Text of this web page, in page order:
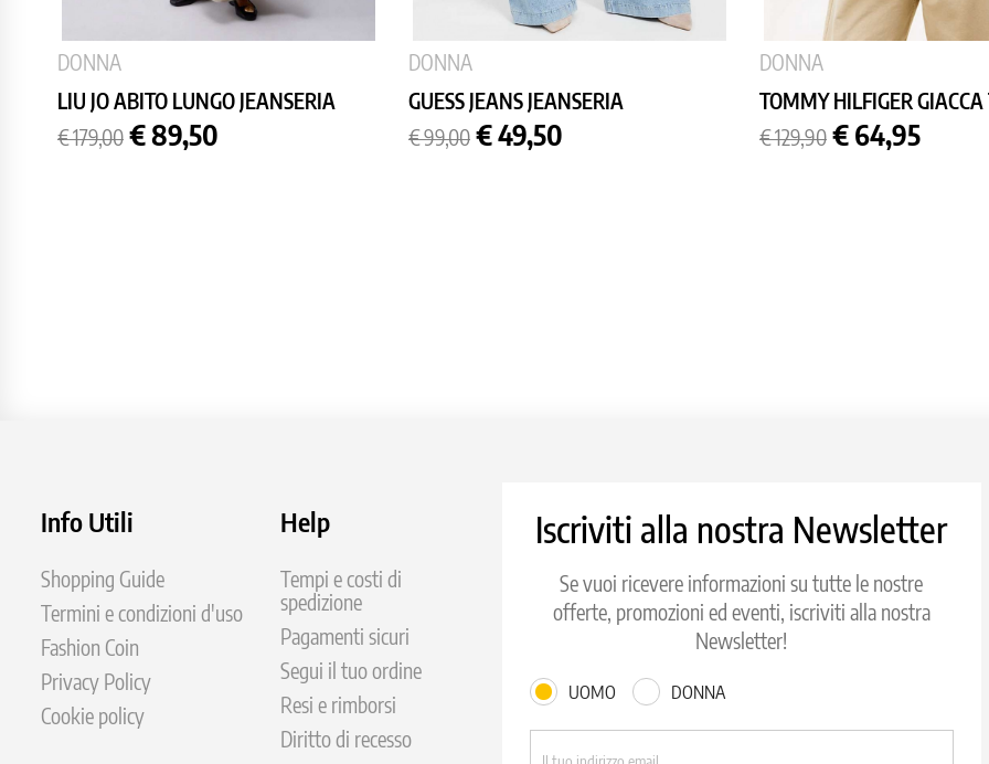
DONNA
LIU JO ABITO LUNGO JEANSERIA
Prezzo
base
€ 179,00 Prezzo
€ 89,50
DONNA
GUESS JEANS JEANSERIA
Prezzo
base
€ 99,00 Prezzo
€ 49,50
DONNA
TOMMY HILFIGER
Prezzo
base
€ 129,90 Prezzo
€ 64,95
Info Utili
Shopping Guide
Termini e condizioni d'uso
Fashion Coin
Privacy Policy
Cookie policy
Help
Tempi e costi di
spedizione
Pagamenti sicuri
Segui il tuo ordine
Resi e rimborsi
Diritto di recesso
Iscriviti alla nostra Newsletter
Se vuoi ricevere informazioni su tutte le nostre
offerte, promozioni ed eventi, iscriviti alla nostra
Newsletter!
UOMO DONNA